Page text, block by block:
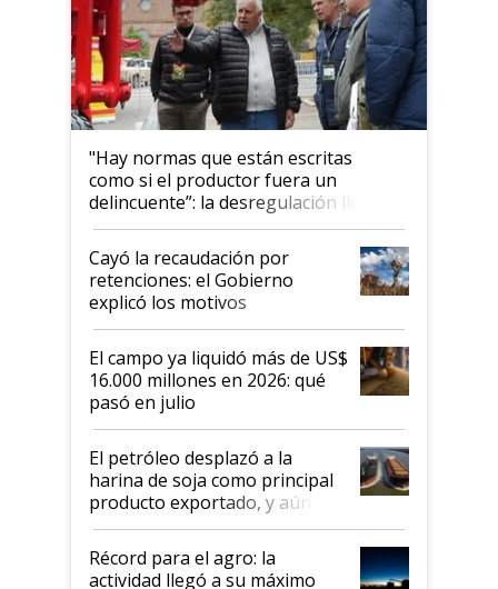
"Hay normas que están escritas
como si el productor fuera un
delincuente”: la desregulación llegó
al Congreso Aapresid y hasta se
habló del financiamiento al IPCVA
Cayó la recaudación por
retenciones: el Gobierno
explicó los motivos
El campo ya liquidó más de US$
16.000 millones en 2026: qué
pasó en julio
El petróleo desplazó a la
harina de soja como principal
producto exportado, y aún así
el agro aportó casi seis de cada
diez dólares y sostuvo el
liderazgo en un semestre
Récord para el agro: la
actividad llegó a su máximo